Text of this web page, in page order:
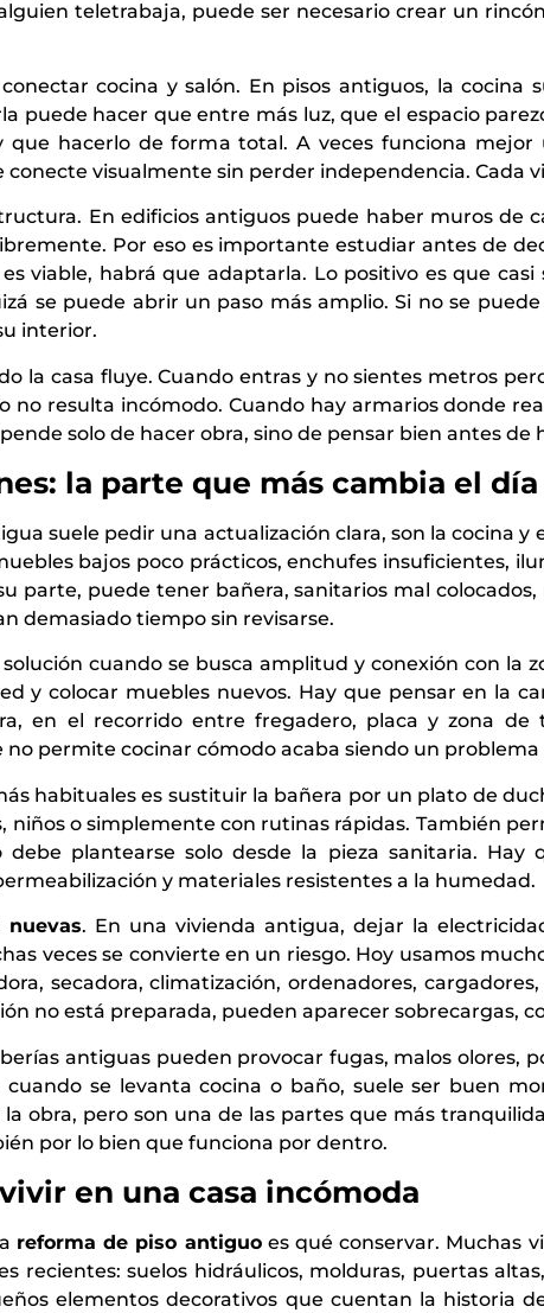
teletrabaja, puede ser necesario crear un
cocina y salón. En pisos antiguos, la cocina
puede hacer que entre más luz, que el espacio
que hacerlo de forma total. A veces funciona
visualmente sin perder independencia. Cada
En edificios antiguos puede haber muros de
Por eso es importante estudiar antes de
viable, habrá que adaptarla. Lo positivo es que casi
se puede abrir un paso más amplio. Si no se
interior.
la casa fluye. Cuando entras y no sientes metros
no resulta incómodo. Cuando hay armarios donde
solo de hacer obra, sino de pensar bien antes de
la parte que más cambia el día
suele pedir una actualización clara, son la cocina
bajos poco prácticos, enchufes insuficientes,
parte, puede tener bañera, sanitarios mal
demasiado tiempo sin revisarse.
cuando se busca amplitud y conexión con la
y colocar muebles nuevos. Hay que pensar en la
en el recorrido entre fregadero, placa y zona
permite cocinar cómodo acaba siendo un problema
habituales es sustituir la bañera por un plato de
niños o simplemente con rutinas rápidas. También
plantearse solo desde la pieza sanitaria. Hay
y materiales resistentes a la humedad.
nuevas. En una vivienda antigua, dejar la
veces se convierte en un riesgo. Hoy usamos
secadora, climatización, ordenadores,
no está preparada, pueden aparecer sobrecargas,
antiguas pueden provocar fugas, malos olores,
cuando se levanta cocina o baño, suele ser buen
obra, pero son una de las partes que más
por lo bien que funciona por dentro.
en una casa incómoda
reforma de piso antiguoes qué conservar. Muchas
recientes: suelos hidráulicos, molduras, puertas
elementos decorativos que cuentan la historia